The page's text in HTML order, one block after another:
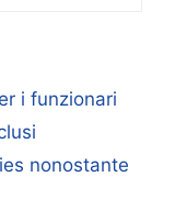
i funzionari
nonostante